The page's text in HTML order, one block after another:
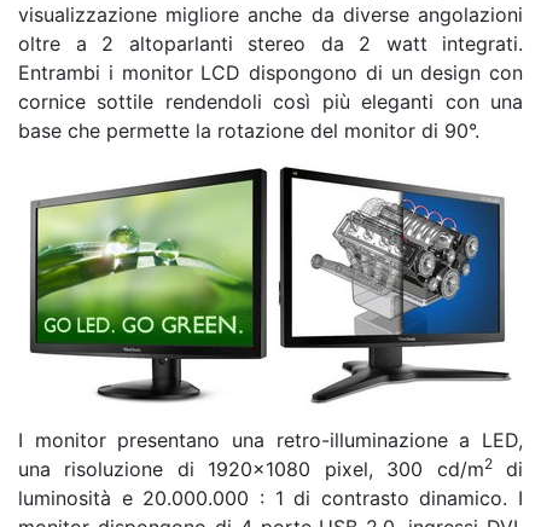
visualizzazione migliore anche da diverse angolazioni
oltre a 2 altoparlanti stereo da 2 watt integrati.
Entrambi i monitor LCD dispongono di un design con
cornice sottile rendendoli così più eleganti con una
base che permette la rotazione del monitor di 90°.
I monitor presentano una retro-illuminazione a LED,
una risoluzione di 1920×1080 pixel, 300 cd/m2di
luminosità e 20.000.000 : 1 di contrasto dinamico. I